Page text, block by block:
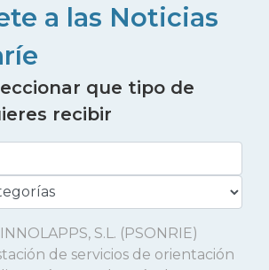
a las Noticias
que tipo de
recibir
S.L. (PSONRIE)
de servicios de orientación